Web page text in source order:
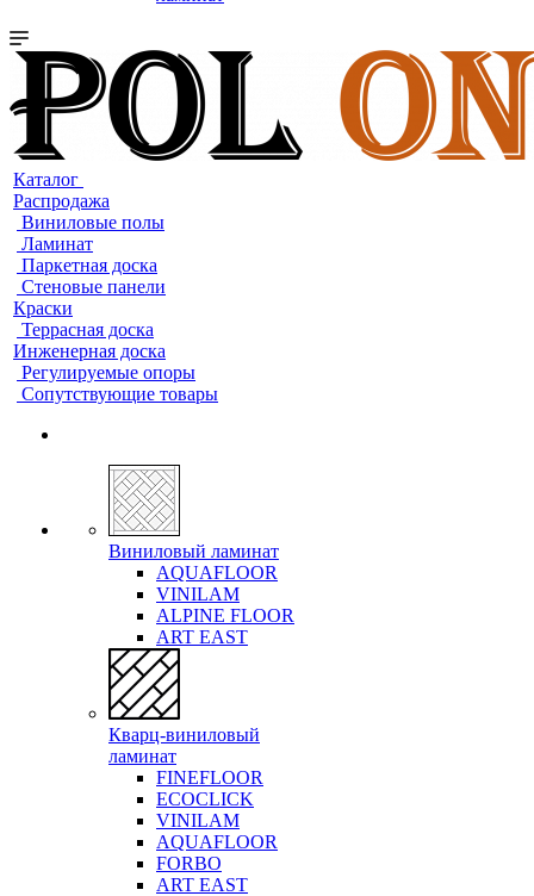
Каталог
Распродажа
Виниловые полы
Ламинат
Паркетная доска
Стеновые панели
Краски
Террасная доска
Инженерная доска
Регулируемые опоры
Сопутствующие товары
Виниловый ламинат
AQUAFLOOR
VINILAM
ALPINE FLOOR
ART EAST
Кварц-виниловый
ламинат
FINEFLOOR
ECOCLICK
VINILAM
AQUAFLOOR
FORBO
ART EAST